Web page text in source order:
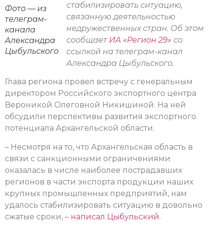
Фото — из
телеграм-
канала
Александра
Цыбульского
стабилизировать ситуацию,
связанную деятельностью
недружественных стран. Об этом
сообщает ИА «Регион 29» со
ссылкой на телеграм-канал
Александра Цыбульского.
Глава региона провел встречу с генеральным
директором Российского экспортного центра
Вероникой Олеговной Никишиной. На ней
обсудили перспективы развития экспортного
потенциала Архангельской области.
– Несмотря на то, что Архангельская область в
связи с санкционными ограничениями
оказалась в числе наиболее пострадавших
регионов в части экспорта продукции наших
крупных промышленных предприятий, нам
удалось стабилизировать ситуацию в довольно
сжатые сроки, – написал Цыбульский.